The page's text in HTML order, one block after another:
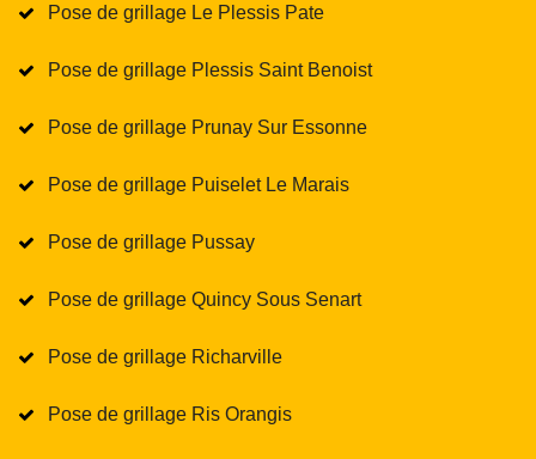
Pose de grillage Le Plessis Pate
Pose de grillage Plessis Saint Benoist
Pose de grillage Prunay Sur Essonne
Pose de grillage Puiselet Le Marais
Pose de grillage Pussay
Pose de grillage Quincy Sous Senart
Pose de grillage Richarville
Pose de grillage Ris Orangis